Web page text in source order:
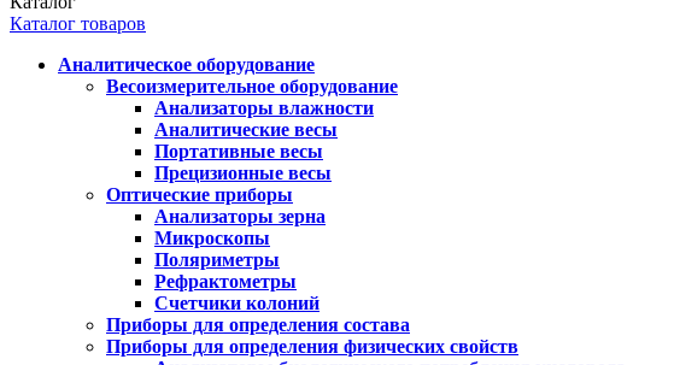
Каталог товаров
Аналитическое оборудование
Весоизмерительное оборудование
Анализаторы влажности
Аналитические весы
Портативные весы
Прецизионные весы
Оптические приборы
Анализаторы зерна
Микроскопы
Поляриметры
Рефрактометры
Счетчики колоний
Приборы для определения состава
Приборы для определения физических свойств